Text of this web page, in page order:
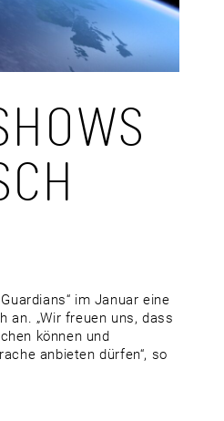
im Januar eine
an. „Wir freuen uns, dass
können und
anbieten dürfen“, so